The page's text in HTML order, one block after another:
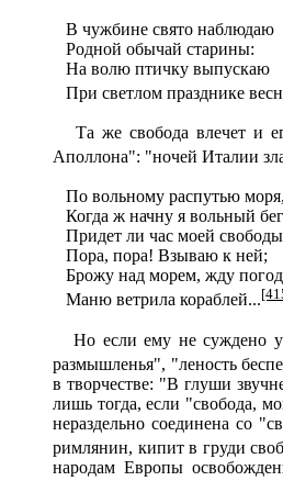
В чужбине свято наблюдаю
Родной обычай старины:
На волю птичку выпускаю
При светлом празднике
Та же свобода влечет и
Аполлона": "ночей Италии
По вольному распутью моря,
Когда ж начну я вольный
Придет ли час моей
Пора, пора! Взываю к ней;
Брожу над морем, жду
Маню ветрила кораблей...
Но если ему не суждено
размышленья", "леность
в творчестве: "В глуши
лишь тогда, если "свобода,
нераздельно соединена со
римлянин, кипит в груди
народам Европы